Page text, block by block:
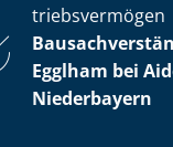
triebs­ver­mö­gen
Egglham bei
Niederbayern